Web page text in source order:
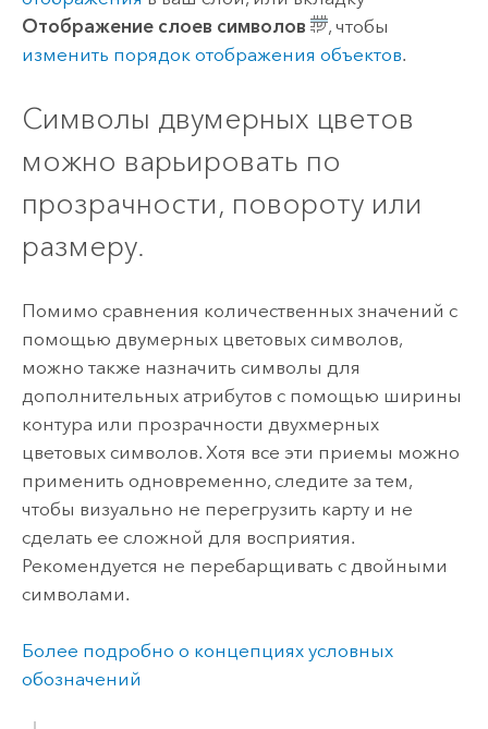
Отображение слоев символов
, чтобы
изменить порядок отображения объектов.
Символы двумерных цветов
можно варьировать по
прозрачности, повороту или
размеру.
Помимо сравнения количественных значений с
помощью двумерных цветовых символов,
можно также назначить символы для
дополнительных атрибутов с помощью ширины
контура или прозрачности двухмерных
цветовых символов. Хотя все эти приемы можно
применить одновременно, следите за тем,
чтобы визуально не перегрузить карту и не
сделать ее сложной для восприятия.
Рекомендуется не перебарщивать с двойными
символами.
Более подробно о концепциях условных
обозначений